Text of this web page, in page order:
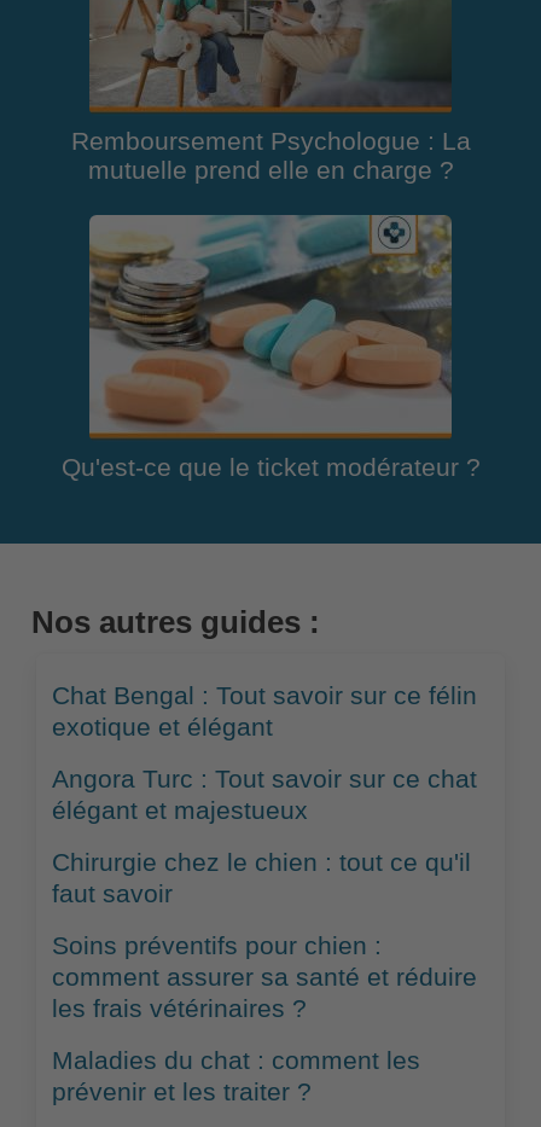
Remboursement Psychologue : La
mutuelle prend elle en charge ?
Qu'est-ce que le ticket modérateur ?
Nos autres guides :
Chat Bengal : Tout savoir sur ce félin
exotique et élégant
Angora Turc : Tout savoir sur ce chat
élégant et majestueux
Chirurgie chez le chien : tout ce qu'il
faut savoir
Soins préventifs pour chien :
comment assurer sa santé et réduire
les frais vétérinaires ?
Maladies du chat : comment les
prévenir et les traiter ?